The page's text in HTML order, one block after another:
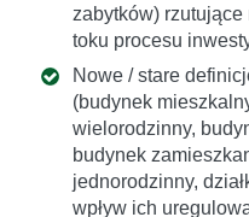
zabytków)
toku procesu
Nowe / stare
(budynek
wielorodzinny,
budynek
jednorodzinny,
wpływ ich